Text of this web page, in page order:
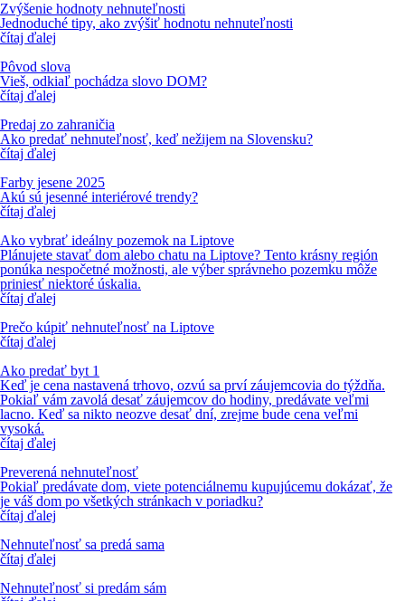
Zvýšenie hodnoty nehnuteľnosti
Jednoduché tipy, ako zvýšiť hodnotu nehnuteľnosti
čítaj ďalej
Pôvod slova
Vieš, odkiaľ pochádza slovo DOM?
čítaj ďalej
Predaj zo zahraničia
Ako predať nehnuteľnosť, keď nežijem na Slovensku?
čítaj ďalej
Farby jesene 2025
Akú sú jesenné interiérové trendy?
čítaj ďalej
Ako vybrať ideálny pozemok na Liptove
Plánujete stavať dom alebo chatu na Liptove? Tento krásny región
ponúka nespočetné možnosti, ale výber správneho pozemku môže
priniesť niektoré úskalia.
čítaj ďalej
Prečo kúpiť nehnuteľnosť na Liptove
čítaj ďalej
Ako predať byt 1
Keď je cena nastavená trhovo, ozvú sa prví záujemcovia do týždňa.
Pokiaľ vám zavolá desať záujemcov do hodiny, predávate veľmi
lacno. Keď sa nikto neozve desať dní, zrejme bude cena veľmi
vysoká.
čítaj ďalej
Preverená nehnuteľnosť
Pokiaľ predávate dom, viete potenciálnemu kupujúcemu dokázať, že
je váš dom po všetkých stránkach v poriadku?
čítaj ďalej
Nehnuteľnosť sa predá sama
čítaj ďalej
Nehnuteľnosť si predám sám